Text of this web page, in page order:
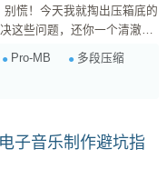
慌！今天我就掏出压箱底的
这些问题，还你一个清澈透
，咱们先搞清楚低频浑浊和
Pro-MB
多段压缩
子音乐制作避坑指